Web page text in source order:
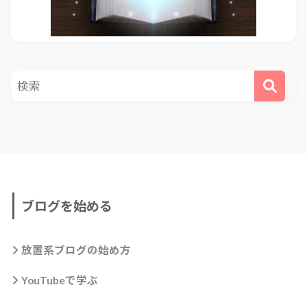
ブログを始める
放置系ブログの始め方
YouTubeで学ぶ